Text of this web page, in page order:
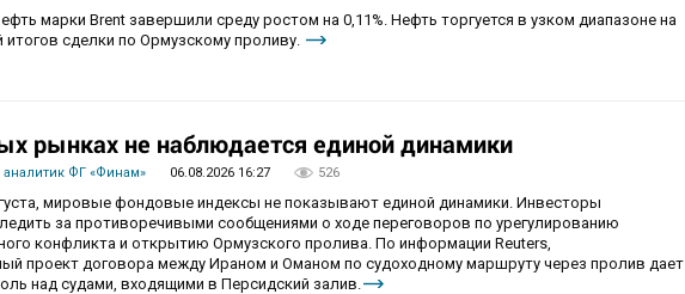
марки Brent завершили среду ростом на 0,11%. Нефть торгуется в узком диапазоне на
сделки по Ормузскому проливу.
рынках не наблюдается единой динамики
ФГ «Финам» 06.08.2026 16:27 526
мировые фондовые индексы не показывают единой динамики. Инвесторы
за противоречивыми сообщениями о ходе переговоров по урегулированию
конфликта и открытию Ормузского пролива. По информации Reuters,
проект договора между Ираном и Оманом по судоходному маршруту через пролив дает
над судами, входящими в Персидский залив.